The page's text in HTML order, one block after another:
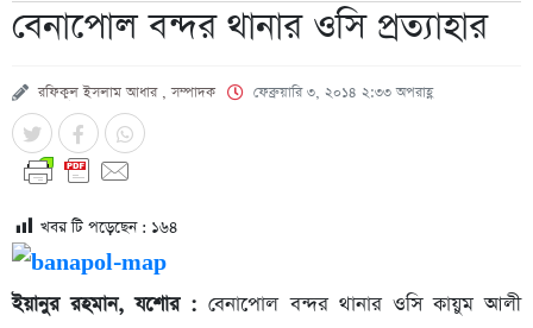
বেনাপোল বন্দর থানার ওসি প্রত্যাহার
রফিকুল ইসলাম আধার , সম্পাদক ফেব্রুয়ারি ৩, ২০১৪ ২:৩৩ অপরাহ্ণ
খবর টি পড়েছেন : ১৬৪
ইয়ানুর রহমান, যশোর : বেনাপোল বন্দর থানার ওসি কায়ুম আলী